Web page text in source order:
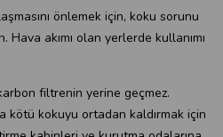
önlemek için, koku sorunu
Hava akımı olan yerlerde kullanımı
filtrenin yerine geçmez.
kötü kokuyu ortadan kaldırmak için